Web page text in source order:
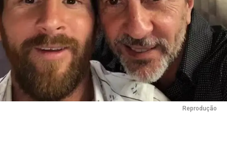
Reprodução